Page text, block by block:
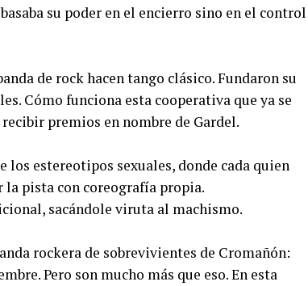
su poder en el encierro sino en el control
de rock hacen tango clásico. Fundaron su
Cómo funciona esta cooperativa que ya se
premios en nombre de Gardel.
los estereotipos sexuales, donde cada quien
pista con coreografía propia.
sacándole viruta al machismo.
rockera de sobrevivientes de Cromañón:
Pero son mucho más que eso. En esta